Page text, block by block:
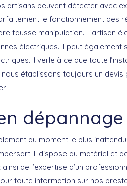
artisans peuvent détecter avec
le fonctionnement des
fausse manipulation. L’artisan
électriques. Il peut
Il veille à ce que toute
nous établissons toujours un
dépannage
au moment le plus
Il dispose du matériel et
de l’expertise d’un
toute information sur nos